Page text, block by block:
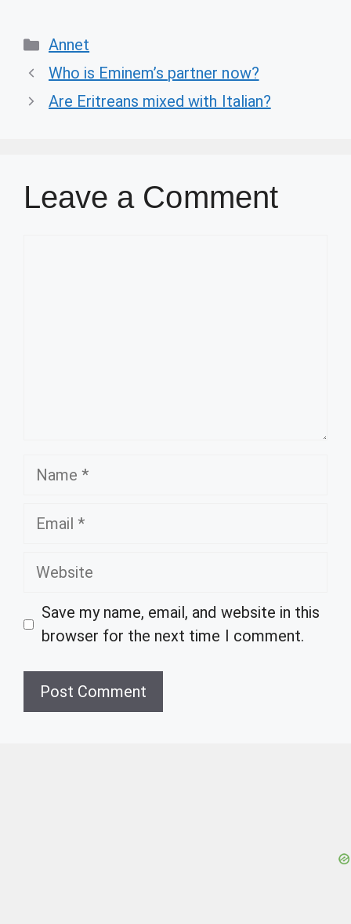
Categories
Annet
Who is Eminem’s partner now?
Are Eritreans mixed with Italian?
Leave a Comment
Name
Email
Website
Save my name, email, and website in this
browser for the next time I comment.